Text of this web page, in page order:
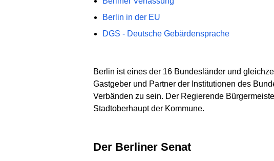
Berlin in der EU
DGS - Deutsche Gebärdensprache
Berlin ist eines der 16 Bundesländer und
Gastgeber und Partner der Institutionen des
Verbänden zu sein. Der Regierende
Stadtoberhaupt der Kommune.
Der Berliner Senat